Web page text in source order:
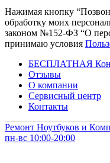
Нажимая кнопку
обработку моих
законом №152-ФЗ “О
принимаю условия
БЕСПЛАТНАЯ
Отзывы
О компании
Сервисный центр
Контакты
Ремонт Ноутбуков и
пн-вс 10:00-20:00